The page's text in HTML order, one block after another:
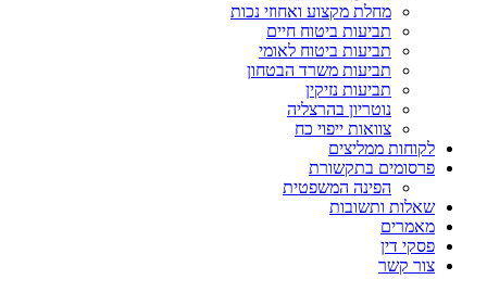
מחלת מקצוע ואחוזי נכות
תביעות ביטוח חיים
תביעות ביטוח לאומי
תביעות משרד הבטחון
תביעות נזיקין
נוטריון בהרצליה
צוואות ייפוי כח
לקוחות ממליצים
פרסומים בתקשורת
הפינה המשפטית
שאלות ותשובות
מאמרים
פסקי דין
צור קשר